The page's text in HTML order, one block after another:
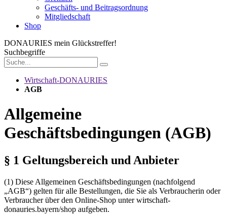
Geschäfts- und Beitragsordnung
Mitgliedschaft
Shop
DONAURIES mein Glückstreffer!
Suchbegriffe
Wirtschaft-DONAURIES
AGB
Allgemeine
Geschäftsbedingungen (AGB)
§ 1 Geltungsbereich und Anbieter
(1) Diese Allgemeinen Geschäftsbedingungen (nachfolgend
„AGB“) gelten für alle Bestellungen, die Sie als Verbraucherin oder
Verbraucher über den Online-Shop unter wirtschaft-
donauries.bayern/shop aufgeben.